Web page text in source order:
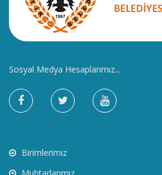
Sosyal Medya Hesaplarımız...
Birimlerimiz
Muhtarlarımız